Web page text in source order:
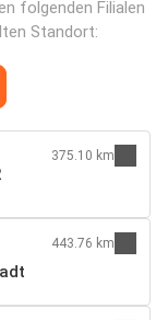
folgenden Filialen
Standort:
375.10 km
443.76 km